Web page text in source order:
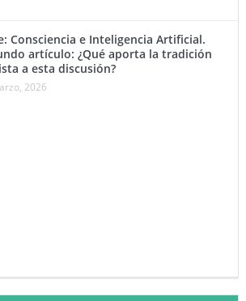
Consciencia e Inteligencia Artificial.
artículo: ¿Qué aporta la tradición
a esta discusión?
2026